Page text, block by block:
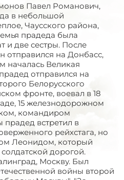
Павел Романович,
в небольшой
Чаусского района,
прадеда была
и две сестры. После
отправился на Донбасс,
началась Великая
отправился на
Белорусского
фронте, воевал в 18
15 железнодорожном
командиром
встретил в
рейхстага, но
Леонидом, который
дорогой.
Москву. Был
войны второй